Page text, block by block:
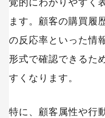
覚的にわかりやすく
ます。顧客の購買履
の反応率といった情
形式で確認できるた
すくなります。
特に、顧客属性や行